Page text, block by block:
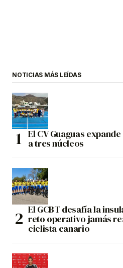
NOTICIAS MÁS LEÍDAS
El CV Guaguas
a tres núcleos
El GCBT desafía la
reto operativo jamás
ciclista canario